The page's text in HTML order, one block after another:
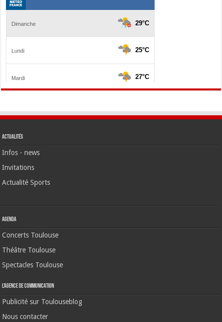
Actualités
Infos - news
Invitations
Actualité Sports
Agenda
Concerts Toulouse
Théâtre Toulouse
Spectacles Toulouse
L’agence de communication
Publicité sur Toulouseblog
Nous contacter